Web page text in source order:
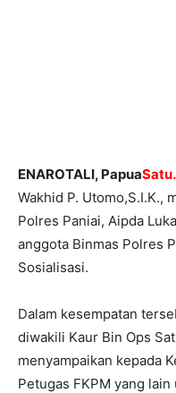
ENAROTALI, Papua
Wakhid P. Utomo,S.I.K.,
Polres Paniai, Aipda
anggota Binmas Polres
Sosialisasi.
Dalam kesempatan
diwakili Kaur Bin Ops
menyampaikan kepada
Petugas FKPM yang